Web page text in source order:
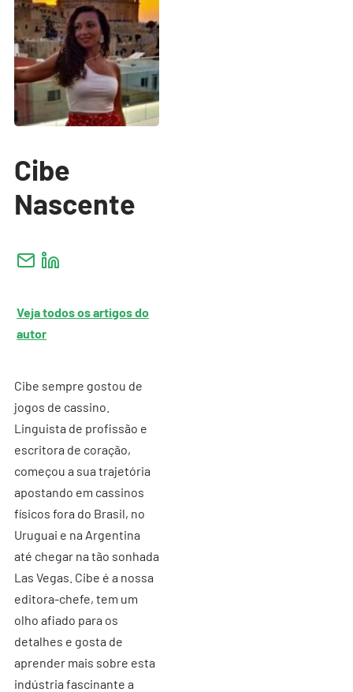
Cibe
Nascente
Veja todos os artigos do
autor
Cibe sempre gostou de
jogos de cassino.
Linguista de profissão e
escritora de coração,
começou a sua trajetória
apostando em cassinos
físicos fora do Brasil, no
Uruguai e na Argentina
até chegar na tão sonhada
Las Vegas. Cibe é a nossa
editora-chefe, tem um
olho afiado para os
detalhes e gosta de
aprender mais sobre esta
indústria fascinante a